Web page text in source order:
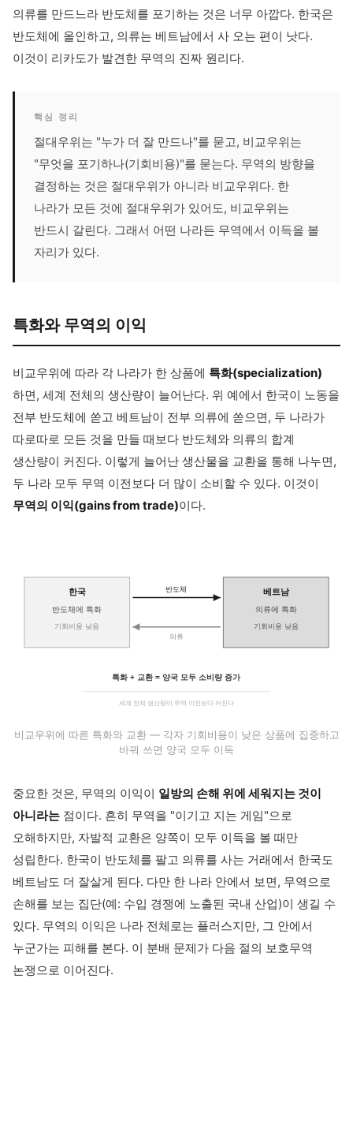
의류를 만드느라 반도체를 포기하는 것은 너무 아깝다. 한국은
반도체에 올인하고, 의류는 베트남에서 사 오는 편이 낫다.
이것이 리카도가 발견한 무역의 진짜 원리다.
핵심 정리
절대우위는 "누가 더 잘 만드나"를 묻고, 비교우위는
"무엇을 포기하나(기회비용)"를 묻는다. 무역의 방향을
결정하는 것은 절대우위가 아니라 비교우위다. 한
나라가 모든 것에 절대우위가 있어도, 비교우위는
반드시 갈린다. 그래서 어떤 나라든 무역에서 이득을 볼
자리가 있다.
특화와 무역의 이익
비교우위에 따라 각 나라가 한 상품에 특화(specialization)
하면, 세계 전체의 생산량이 늘어난다. 위 예에서 한국이 노동을
전부 반도체에 쏟고 베트남이 전부 의류에 쏟으면, 두 나라가
따로따로 모든 것을 만들 때보다 반도체와 의류의 합계
생산량이 커진다. 이렇게 늘어난 생산물을 교환을 통해 나누면,
두 나라 모두 무역 이전보다 더 많이 소비할 수 있다. 이것이
무역의 이익(gains from trade)이다.
한국
반도체에 특화
기회비용 낮음
베트남
의류에 특화
기회비용 낮음
반도체
의류
특화 + 교환 = 양국 모두 소비량 증가
세계 전체 생산량이 무역 이전보다 커진다
비교우위에 따른 특화와 교환 — 각자 기회비용이 낮은 상품에 집중하고
바꿔 쓰면 양국 모두 이득
중요한 것은, 무역의 이익이 일방의 손해 위에 세워지는 것이
아니라는 점이다. 흔히 무역을 "이기고 지는 게임"으로
오해하지만, 자발적 교환은 양쪽이 모두 이득을 볼 때만
성립한다. 한국이 반도체를 팔고 의류를 사는 거래에서 한국도
베트남도 더 잘살게 된다. 다만 한 나라 안에서 보면, 무역으로
손해를 보는 집단(예: 수입 경쟁에 노출된 국내 산업)이 생길 수
있다. 무역의 이익은 나라 전체로는 플러스지만, 그 안에서
누군가는 피해를 본다. 이 분배 문제가 다음 절의 보호무역
논쟁으로 이어진다.